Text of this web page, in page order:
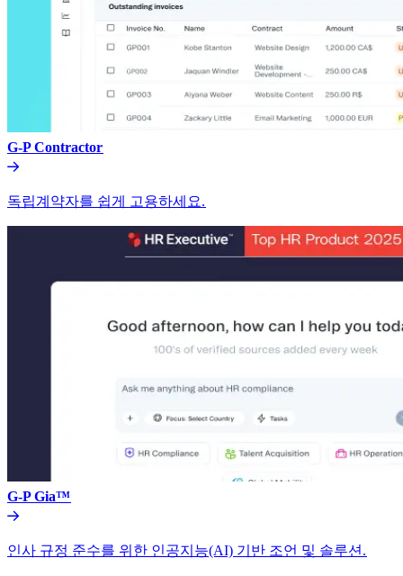
G-P Contractor​​
독립계약자를 쉽게 고용하세요.​​
G-P Gia™​​
인사 규정 준수를 위한 인공지능(AI) 기반 조언 및 솔루션.​​